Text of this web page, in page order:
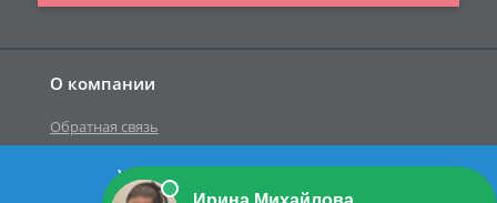
О компании
Обратная связь
У вас есть вопрос к юристу?